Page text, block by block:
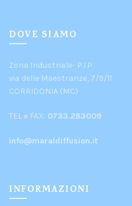
DOVE SIAMO
Zona Industriale- P.I.P
via delle Maestranze, 7/9/11
CORRIDONIA (MC)
TEL e FAX: 0733.283009
info@maraldiffusion.it
INFORMAZIONI